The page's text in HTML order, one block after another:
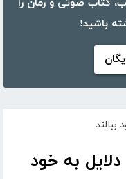
کتابراه، بیش از ۵۰،۰۰۰ کتاب، کتاب صوتی و رمان را
باشید!
به خود